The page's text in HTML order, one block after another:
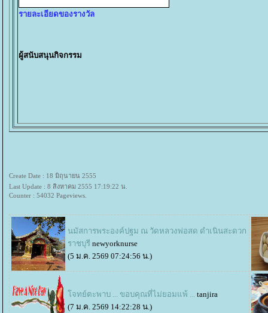
รายละเอียดของรางวัล
ผู้สนับสนุนกิจกรรม
Create Date : 18 มิถุนายน 2555
Last Update : 8 สิงหาคม 2555 17:19:22 น.
Counter : 54032 Pageviews.
นมัสการพระองค์ปฐม ณ วัดหลวงพ่อสด ดำเนินสะดวก
ราชบุรี newyorknurse
(5 ม.ค. 2569 07:24:56 น.)
จทย์ตะพาบ ... ขอบคุณที่ไม่ยอมแพ้ ... tanjira
(7 ม.ค. 2569 14:22:28 น.)